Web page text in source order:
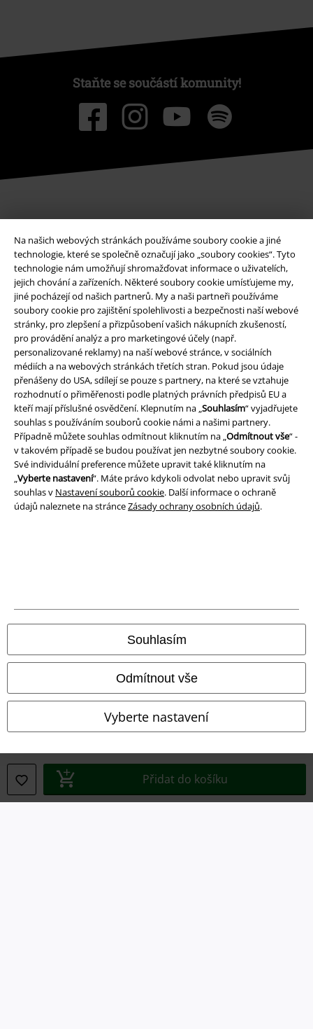
Na našich webových stránkách používáme soubory cookie a jiné
technologie, které se společně označují jako „soubory cookies“. Tyto
technologie nám umožňují shromažďovat informace o uživatelích,
jejich chování a zařízeních. Některé soubory cookie umísťujeme my,
jiné pocházejí od našich partnerů. My a naši partneři používáme
soubory cookie pro zajištění spolehlivosti a bezpečnosti naší webové
stránky, pro zlepšení a přizpůsobení vašich nákupních zkušeností,
pro provádění analýz a pro marketingové účely (např.
personalizované reklamy) na naší webové stránce, v sociálních
médiích a na webových stránkách třetích stran. Pokud jsou údaje
přenášeny do USA, sdílejí se pouze s partnery, na které se vztahuje
rozhodnutí o přiměřenosti podle platných právních předpisů EU a
kteří mají příslušné osvědčení. Klepnutím na „Souhlasím“ vyjadřujete
souhlas s používáním souborů cookie námi a našimi partnery.
Případně můžete souhlas odmítnout kliknutím na „Odmítnout vše“ -
v takovém případě se budou používat jen nezbytné soubory cookie.
Své individuální preference můžete upravit také kliknutím na
„Vyberte nastavení“. Máte právo kdykoli odvolat nebo upravit svůj
souhlas v Nastavení souborů cookie. Další informace o ochraně
údajů naleznete na stránceZásady ochrany osobních údajů.
Souhlasím
Odmítnout vše
Vyberte nastavení
Přidat do košíku
Staňte se součástí komunity!
Platba na dobírku
Doprava
Balíkovna Balík Do ruky
EMP aplikaci
Stáhněte si novou EMP aplikaci zdarma a využijte všechny nové
funkce a výhody!
Právní informace
Podmínky